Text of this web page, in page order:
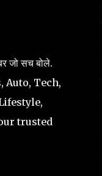
सच बोले.
Auto, Tech,
trusted